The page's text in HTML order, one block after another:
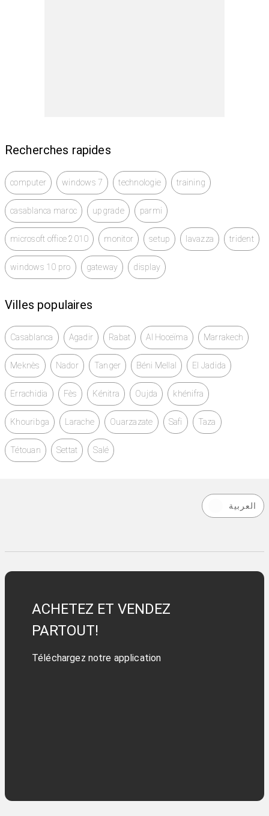
... Service après vente En cas de panne, votre produit
Recherches rapides
computer windows 7 technologie training
casablanca maroc upgrade parmi
microsoft office 2010 monitor setup lavazza trident
windows 10 pro gateway display
Villes populaires
Casablanca Agadir Rabat Al Hoceïma Marrakech
Meknès Nador Tanger Béni Mellal El Jadida
Errachidia Fès Kénitra Oujda khénifra
Khouribga Larache Ouarzazate Safi Taza
Tétouan Settat Salé
العربية
ACHETEZ ET VENDEZ
PARTOUT!
Téléchargez notre application